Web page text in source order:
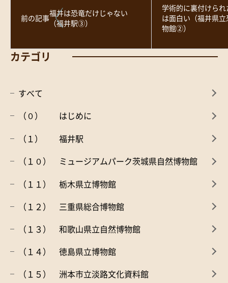
前の記事福井は恐竜だけじゃない
（福井駅③）
学術的に裏付けら
は面白い（福井県
物館②）
カテゴリ
すべて
（０） はじめに
（１） 福井駅
（１０） ミュージアムパーク茨城県自然博物館
（１１） 栃木県立博物館
（１２） 三重県総合博物館
（１３） 和歌山県立自然博物館
（１４） 徳島県立博物館
（１５） 洲本市立淡路文化資料館